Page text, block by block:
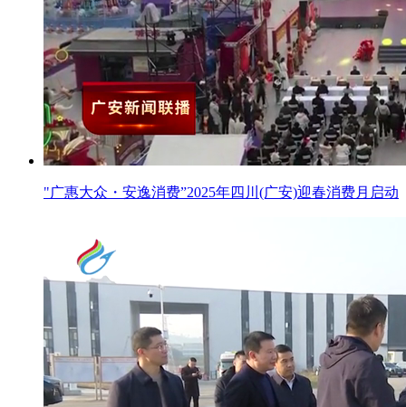
"广惠大众・安逸消费”2025年四川(广安)迎春消费月启动